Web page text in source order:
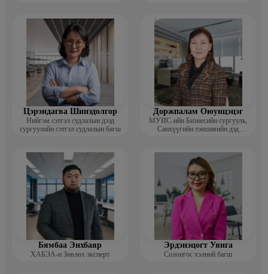
Цэрэндагва Шинэдолгор
Нийгэм сэтгэл судлалын дээд
сургуулийн сэтгэл судлалын багш
Доржпалам Оюунцэцэг
МУИС-ийн Бизнесийн сургууль,
Санхүүгийн тэнхимийн дэд
Бямбаа Энхбаяр
ХАБЭА-н Зөвлөх эксперт
Эрдэнэцогт Уянга
Солонгос хэлний багш